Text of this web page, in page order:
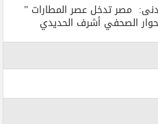
مصر تدخل عصر المطارات ”
حوار الصحفي أشرف الحديدي